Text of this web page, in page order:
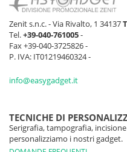
Zenit s.n.c. - Via Rivalto, 1 34137
Tel.+39-040-761005-
Fax +39-040-3725826 -
P. IVA: IT01219460324 -
info@easygadget.it
TECNICHE DI
Serigrafia, tampografia,
personalizziamo i nostri gadget.